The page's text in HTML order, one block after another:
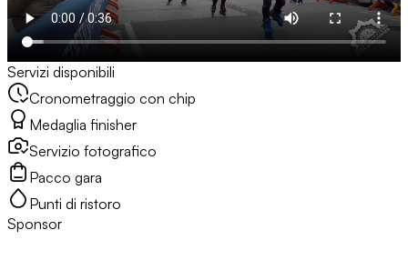
Servizi disponibili
Cronometraggio con chip
Medaglia finisher
Servizio fotografico
Pacco gara
Punti di ristoro
Sponsor